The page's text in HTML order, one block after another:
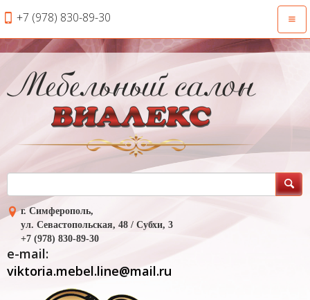
+7 (978) 830-89-30
г. Симферополь,
ул. Севастопольская, 48 / Субхи, 3
+7 (978) 830-89-30
e-mail:
viktoria.mebel.line@mail.ru